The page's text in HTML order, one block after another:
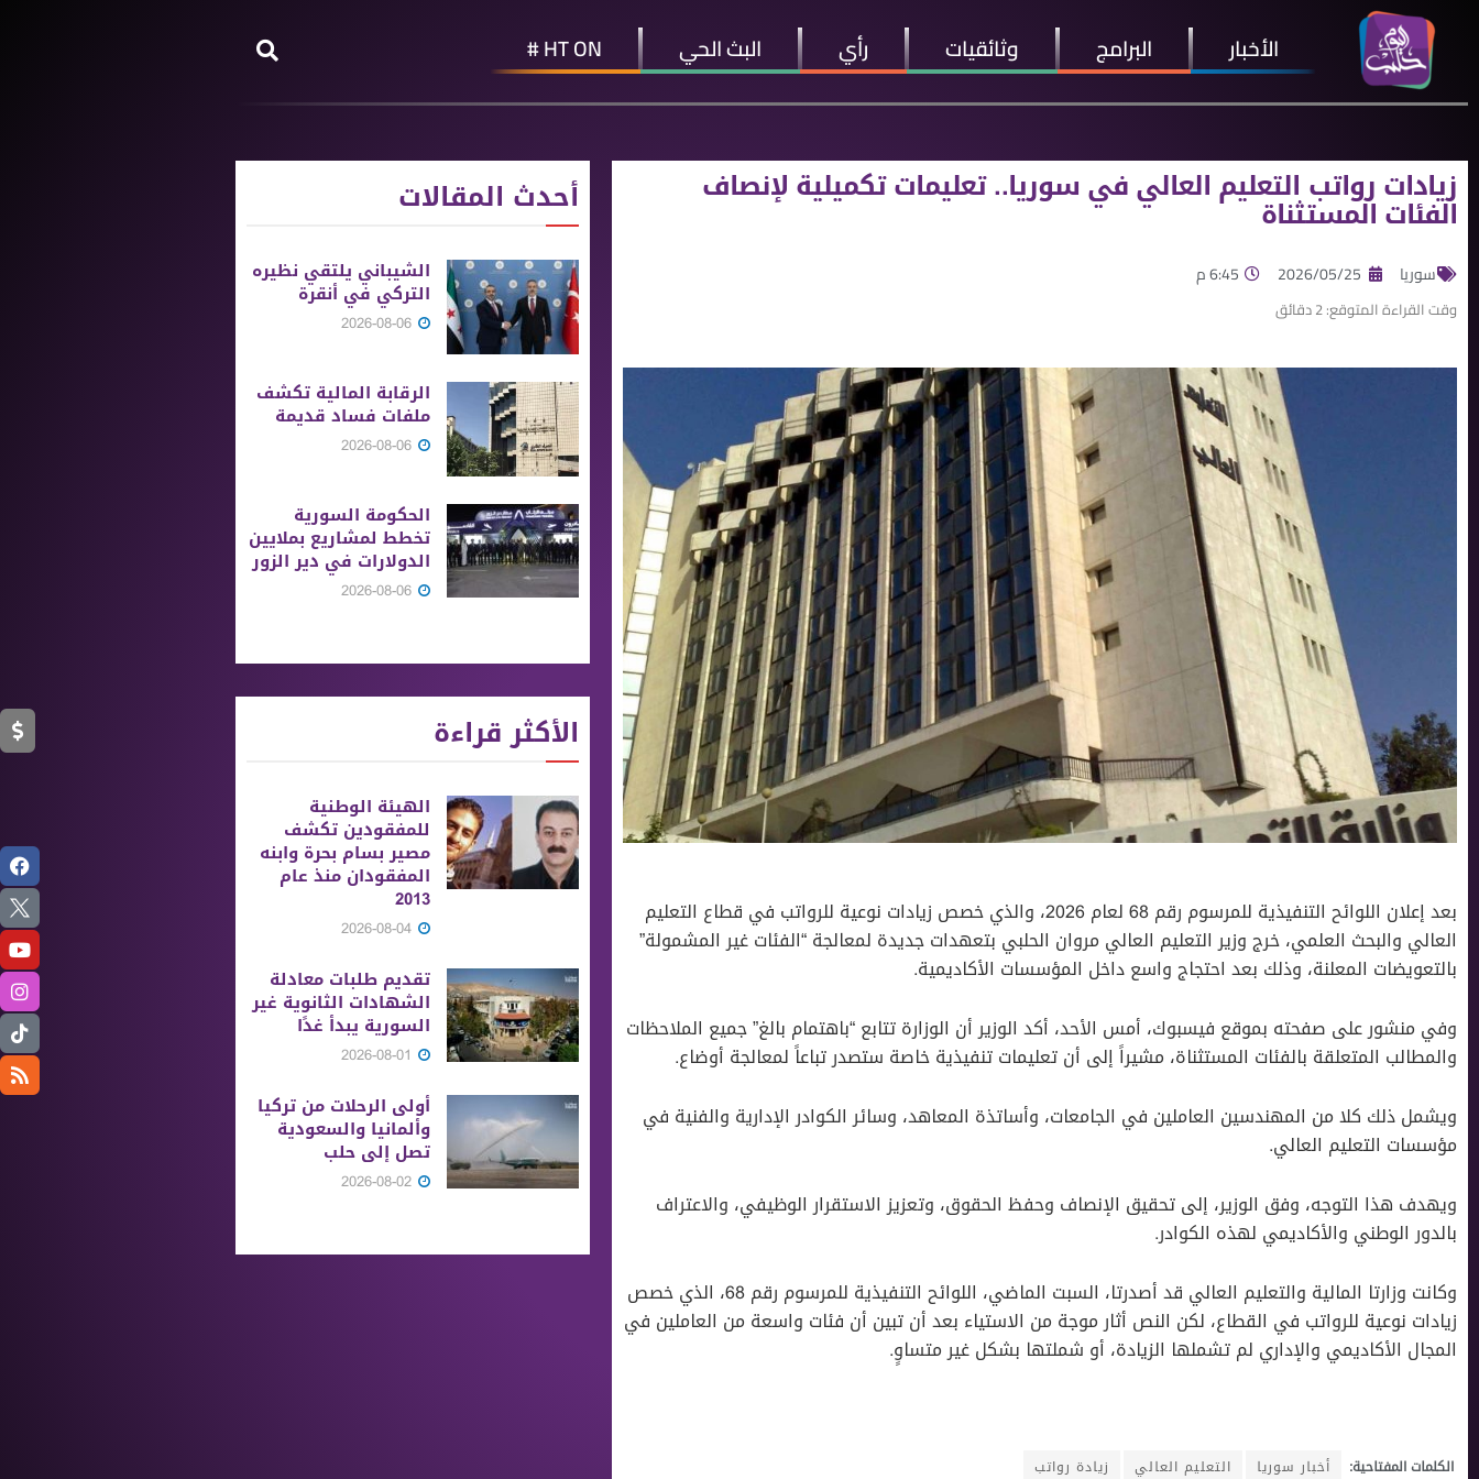
الأخبار البرامج وثائقيات رأي البث الحي HT ON #
زيادات رواتب التعليم العالي في سوريا.. تعليمات تكميلية لإنصاف
الفئات المستثناة
سوريا 2026/05/25 6:45 م
وقت القراءة المتوقع:2دقائق
بعد إعلان اللوائح التنفيذية للمرسوم رقم 68 لعام 2026، والذي خصص زيادات نوعية للرواتب في قطاع التعليم
العالي والبحث العلمي، خرج وزير التعليم العالي مروان الحلبي بتعهدات جديدة لمعالجة “الفئات غير المشمولة”
بالتعويضات المعلنة، وذلك بعد احتجاج واسع داخل المؤسسات الأكاديمية.
وفي منشور على صفحته بموقع فيسبوك، أمس الأحد، أكد الوزير أن الوزارة تتابع “باهتمام بالغ” جميع الملاحظات
والمطالب المتعلقة بالفئات المستثناة، مشيراً إلى أن تعليمات تنفيذية خاصة ستصدر تباعاً لمعالجة أوضاع.
ويشمل ذلك كلا من المهندسين العاملين في الجامعات، وأساتذة المعاهد، وسائر الكوادر الإدارية والفنية في
مؤسسات التعليم العالي.
ويهدف هذا التوجه، وفق الوزير، إلى تحقيق الإنصاف وحفظ الحقوق، وتعزيز الاستقرار الوظيفي، والاعتراف
بالدور الوطني والأكاديمي لهذه الكوادر.
وكانت وزارتا المالية والتعليم العالي قد أصدرتا، السبت الماضي، اللوائح التنفيذية للمرسوم رقم 68، الذي خصص
زيادات نوعية للرواتب في القطاع، لكن النص أثار موجة من الاستياء بعد أن تبين أن فئات واسعة من العاملين في
المجال الأكاديمي والإداري لم تشملها الزيادة، أو شملتها بشكل غير متساوٍ.
الكلمات المفتاحية: أخبار سوريا التعليم العالي زيادة رواتب
أحدث المقالات
الشيباني يلتقي نظيره
التركي في أنقرة
الرقابة المالية تكشف
ملفات فساد قديمة
الحكومة السورية
تخطط لمشاريع بملايين
الدولارات في دير الزور
الأكثر قراءة
الهيئة الوطنية
للمفقودين تكشف
مصير بسام بحرة وابنه
المفقودان منذ عام
2013
تقديم طلبات معادلة
الشهادات الثانوية ‏غير
السورية يبدأ غدًا
أولى الرحلات من ‏تركيا
وألمانيا والسعودية
تصل إلى حلب